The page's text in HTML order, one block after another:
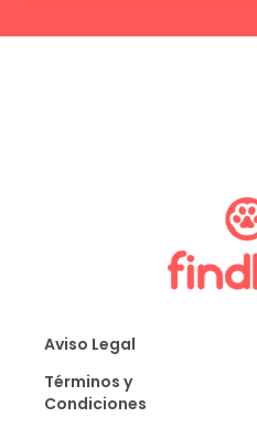
Aviso Legal
Términos y
Condiciones